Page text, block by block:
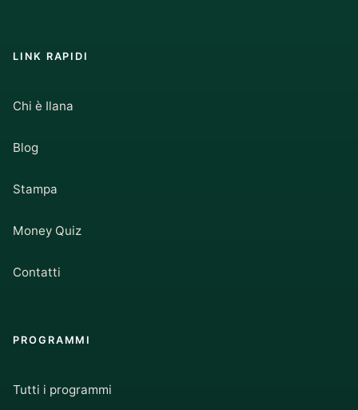
LINK RAPIDI
Chi è Ilana
Blog
Stampa
Money Quiz
Contatti
PROGRAMMI
Tutti i programmi